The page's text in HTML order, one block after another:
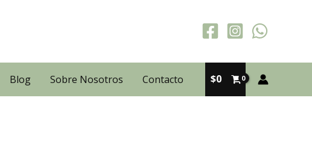
Blog Sobre Nosotros Contacto $0